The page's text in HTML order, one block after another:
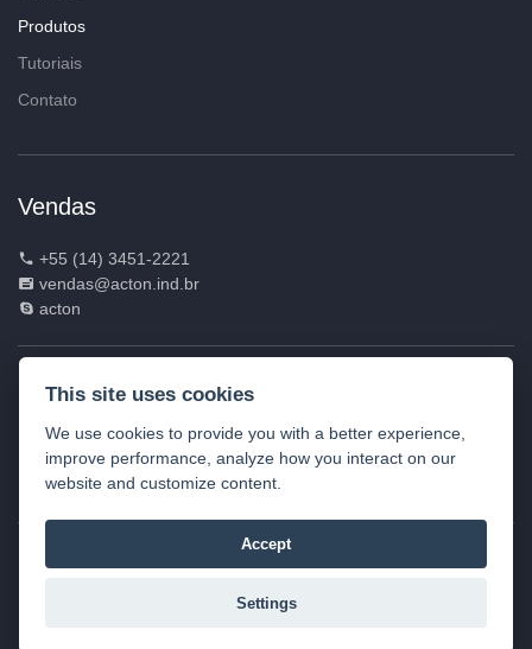
Produtos
Tutoriais
Contato
Vendas
+55 (14) 3451-2221
vendas@acton.ind.br
acton
ACTON INDÚSTRIA E COMÉRCIO DE
85
Rua Vereador Ariel Fragata, 207, Lácio – Marília – SP -Brasil -
CEP: 17.539-068
Todos os direitos reservados.
This site uses cookies
We use cookies to provide you with a better experience,
improve performance, analyze how you interact on our
website and customize content.
Accept
Settings